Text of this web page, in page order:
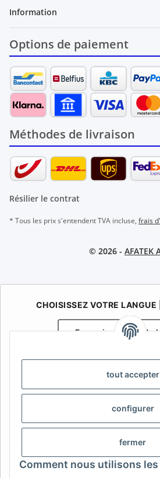
tout accepter
configurer
fermer
Comment nous utilisons
Information
Options de paiement
Méthodes de livraison
Résilier le contrat
* Tous les prix s'entendent TVA incluse, frais
© 2026 - AFATEK
CHOISISSEZ VOTRE
Français
Votre spécialiste en pièces
specialist in onderdelen voor
AFATEK INTERNATIONAL – SELECT
IDIOMA